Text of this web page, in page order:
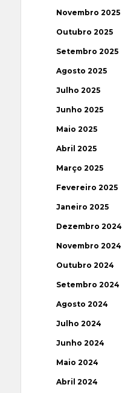
Novembro 2025
Outubro 2025
Setembro 2025
Agosto 2025
Julho 2025
Junho 2025
Maio 2025
Abril 2025
Março 2025
Fevereiro 2025
Janeiro 2025
Dezembro 2024
Novembro 2024
Outubro 2024
Setembro 2024
Agosto 2024
Julho 2024
Junho 2024
Maio 2024
Abril 2024